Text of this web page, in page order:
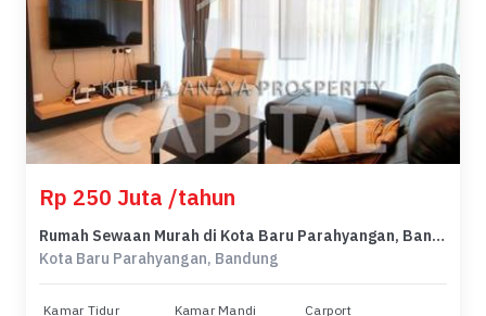
Rp 250 Juta /tahun
Rumah Sewaan Murah di Kota Baru Parahyangan, Bandung, 4 KT, Harga 250 Juta /tahun
Kota Baru Parahyangan, Bandung
Kamar Tidur Kamar Mandi Carport